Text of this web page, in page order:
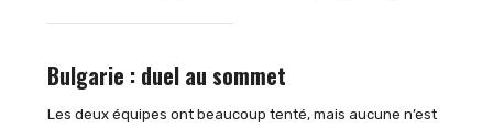
Bulgarie : duel au sommet
Les deux équipes ont beaucoup tenté, mais aucune n’est